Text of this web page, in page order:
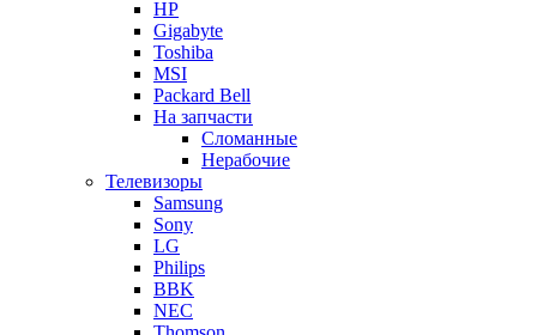
HP
Gigabyte
Toshiba
MSI
Packard Bell
На запчасти
Сломанные
Нерабочие
Телевизоры
Samsung
Sony
LG
Philips
BBK
NEC